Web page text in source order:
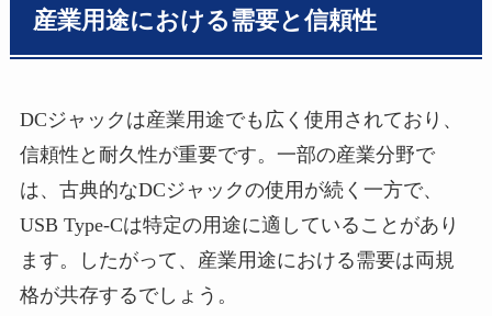
産業用途における需要と信頼性
DCジャックは産業用途でも広く使用されており、
信頼性と耐久性が重要です。一部の産業分野で
は、古典的なDCジャックの使用が続く一方で、
USB Type-Cは特定の用途に適していることがあり
ます。したがって、産業用途における需要は両規
格が共存するでしょう。